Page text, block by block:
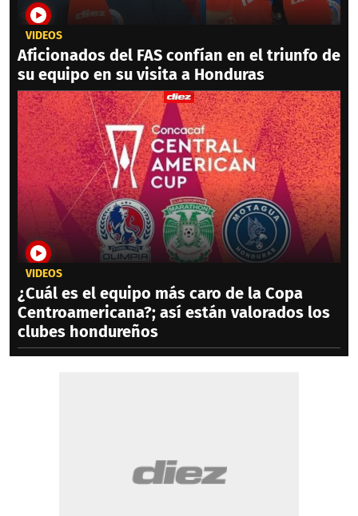
VIDEOS
Aficionados del FAS confían en el triunfo de
su equipo en su visita a Honduras
VIDEOS
¿Cuál es el equipo más caro de la Copa
Centroamericana?; así están valorados los
clubes hondureños